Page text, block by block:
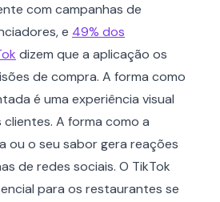
com campanhas de
e 49% dos
dizem que a aplicação os
de compra. A forma como
é uma experiência visual
A forma como a
ou o seu sabor gera reações
de redes sociais. O TikTok
para os restaurantes se